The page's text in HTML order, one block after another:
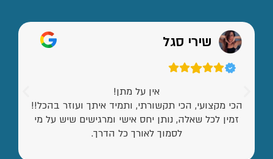
שירי סגל
אין על מתן!
הכי מקצועי, הכי תקשורתי, ותמיד איתך ועוזר בהכל!!
זמין לכל שאלה, נותן יחס אישי ומרגישים שיש על מי
לסמוך לאורך כל הדרך.